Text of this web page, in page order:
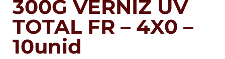
300G VERNIZ UV
TOTAL FR – 4X0 –
10unid